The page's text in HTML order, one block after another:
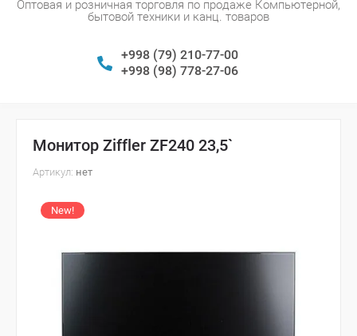
Оптовая и розничная торговля по продаже Компьютерной,
бытовой техники и канц. товаров
+998 (79) 210-77-00
+998 (98) 778-27-06
Монитор Ziffler ZF240 23,5`
Артикул: нет
New!